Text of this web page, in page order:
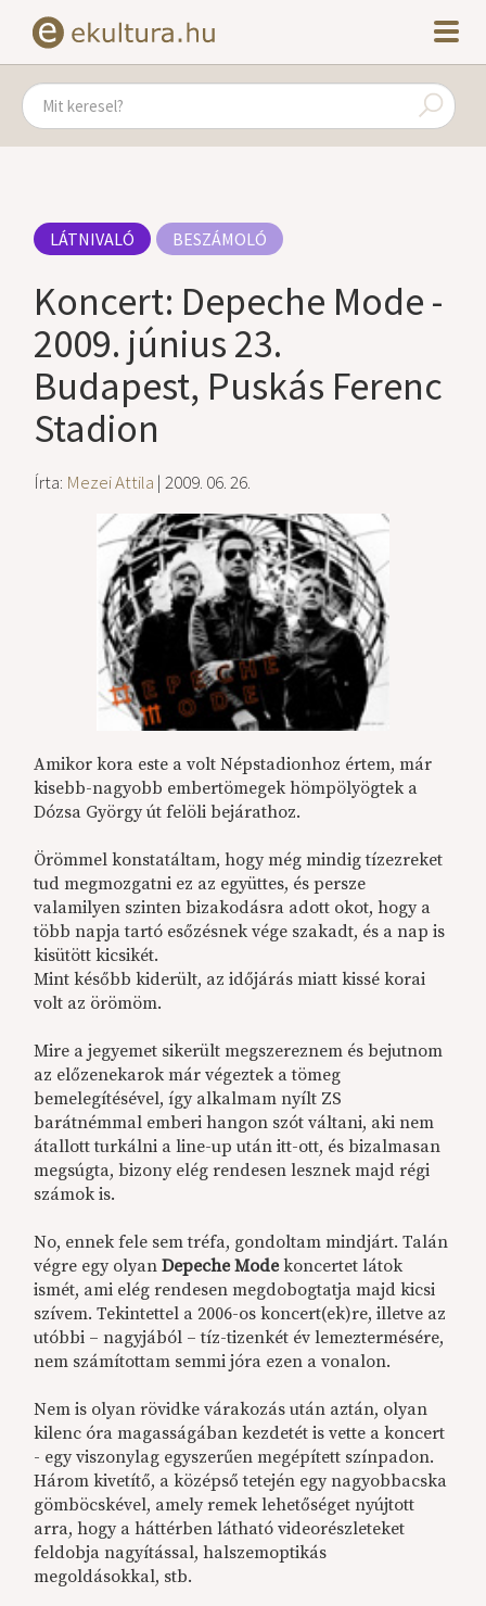
LÁTNIVALÓ BESZÁMOLÓ
Koncert: Depeche Mode -
2009. június 23.
Budapest, Puskás Ferenc
Stadion
Írta: Mezei Attila | 2009. 06. 26.
Amikor kora este a volt Népstadionhoz értem, már
kisebb-nagyobb embertömegek hömpölyögtek a
Dózsa György út felöli bejárathoz.
Örömmel konstatáltam, hogy még mindig tízezreket
tud megmozgatni ez az együttes, és persze
valamilyen szinten bizakodásra adott okot, hogy a
több napja tartó esőzésnek vége szakadt, és a nap is
kisütött kicsikét.
Mint később kiderült, az időjárás miatt kissé korai
volt az örömöm.
Mire a jegyemet sikerült megszereznem és bejutnom
az előzenekarok már végeztek a tömeg
bemelegítésével, így alkalmam nyílt ZS
barátnémmal emberi hangon szót váltani, aki nem
átallott turkálni a line-up után itt-ott, és bizalmasan
megsúgta, bizony elég rendesen lesznek majd régi
számok is.
No, ennek fele sem tréfa, gondoltam mindjárt. Talán
végre egy olyanDepeche Modekoncertet látok
ismét, ami elég rendesen megdobogtatja majd kicsi
szívem. Tekintettel a 2006-os koncert(ek)re, illetve az
utóbbi – nagyjából – tíz-tizenkét év lemeztermésére,
nem számítottam semmi jóra ezen a vonalon.
Nem is olyan rövidke várakozás után aztán, olyan
kilenc óra magasságában kezdetét is vette a koncert
- egy viszonylag egyszerűen megépített színpadon.
Három kivetítő, a középső tetején egy nagyobbacska
gömböcskével, amely remek lehetőséget nyújtott
arra, hogy a háttérben látható videorészleteket
feldobja nagyítással, halszemoptikás
megoldásokkal, stb.